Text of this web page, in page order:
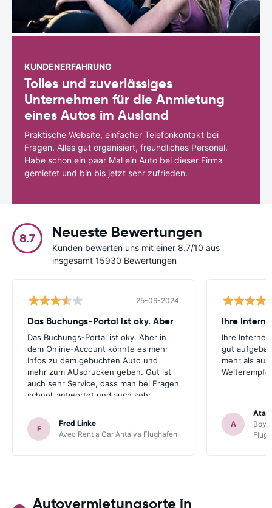
KUNDENERFAHRUNG
Tolles und zuverlässiges
Unternehmen für die Anmietung
eines Autos im Ausland
Praktische Website, einfacher Telefonkontakt bei
Fragen. Alles gut organisiert, freundliches Personal.
Habe schon ein paar Mal ein Auto bei dieser Firma
gemietet und bin bis jetzt sehr zufrieden.
8.7 Neueste Bewertungen
Kunden bewerten uns mit einer 8.7/10 aus
insgesamt 15930 Bewertungen
25-06-2024
Das Buchungs-Portal ist oky. Aber
Das Buchungs-Portal ist oky. Aber in
dem Online-Account könnte es mehr
Infos zu dem gebuchten Auto und
mehr zum AUsdrucken geben. Gut ist
auch sehr Service, dass man bei Fragen
schnell antwortet und auch sehr
gute Erfahrung. Deshalb habe ich Sie
als meinen Lieblings-Mietautovermittler
auch für künftige Buchungen
F
Fred Linke
Avec Rent a Car Antalya Flughafen
Ihre
gut
mehr als
A
Autovermietungsorte in